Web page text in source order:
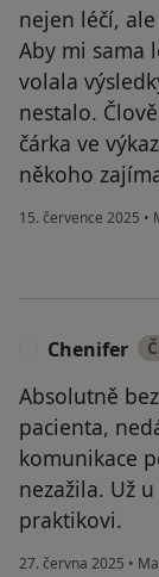
nejen léčí,
Aby mi sama
volala
nestalo.
čárka ve
někoho
15. července 2025 •
Chenifer
Absolutně
pacienta,
komunikace
nezažila. Už
praktikovi.
27. června 2025 •